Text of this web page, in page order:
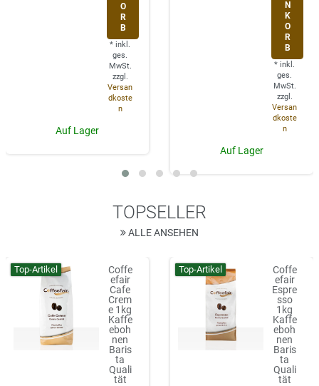
O
R
B
* inkl.
ges.
MwSt.
zzgl.
Versan
dkoste
n
Auf Lager
N
K
O
R
B
* inkl.
ges.
MwSt.
zzgl.
Versan
dkoste
n
Auf Lager
TOPSELLER
ALLE ANSEHEN
Top-Artikel
Coffe
efair
Cafe
Crem
e 1kg
Kaffe
eboh
nen
Baris
ta
Quali
tät
Top-Artikel
Coffe
efair
Espre
sso
1kg
Kaffe
eboh
nen
Baris
ta
Quali
tät